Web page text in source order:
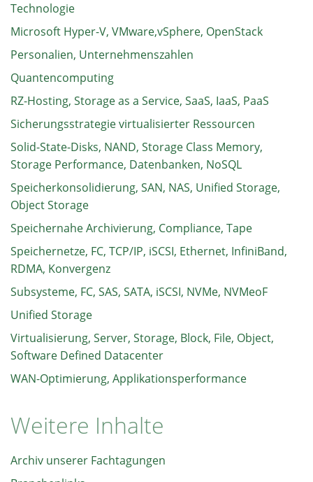
Technologie
Microsoft Hyper-V, VMware,vSphere, OpenStack
Personalien, Unternehmenszahlen
Quantencomputing
RZ-Hosting, Storage as a Service, SaaS, IaaS, PaaS
Sicherungsstrategie virtualisierter Ressourcen
Solid-State-Disks, NAND, Storage Class Memory,
Storage Performance, Datenbanken, NoSQL
Speicherkonsolidierung, SAN, NAS, Unified Storage,
Object Storage
Speichernahe Archivierung, Compliance, Tape
Speichernetze, FC, TCP/IP, iSCSI, Ethernet, InfiniBand,
RDMA, Konvergenz
Subsysteme, FC, SAS, SATA, iSCSI, NVMe, NVMeoF
Unified Storage
Virtualisierung, Server, Storage, Block, File, Object,
Software Defined Datacenter
WAN-Optimierung, Applikationsperformance
Weitere Inhalte
Archiv unserer Fachtagungen